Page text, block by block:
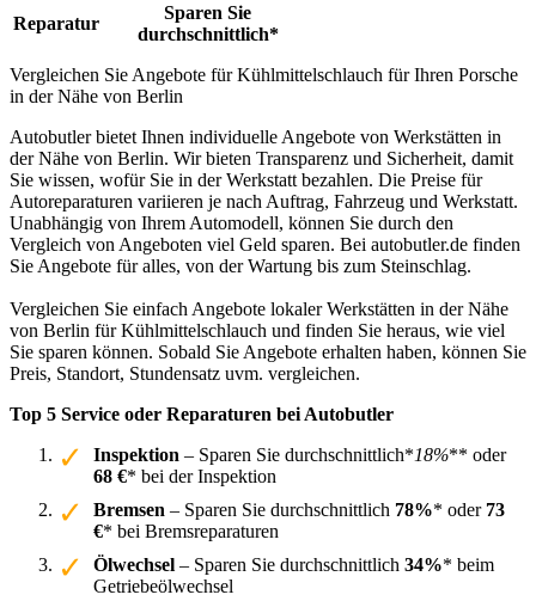
Reparatur
Sparen Sie
durchschnittlich*
Vergleichen Sie Angebote für Kühlmittelschlauch für Ihren Porsche
in der Nähe von Berlin
Autobutler bietet Ihnen individuelle Angebote von Werkstätten in
der Nähe von Berlin. Wir bieten Transparenz und Sicherheit, damit
Sie wissen, wofür Sie in der Werkstatt bezahlen. Die Preise für
Autoreparaturen variieren je nach Auftrag, Fahrzeug und Werkstatt.
Unabhängig von Ihrem Automodell, können Sie durch den
Vergleich von Angeboten viel Geld sparen. Bei autobutler.de finden
Sie Angebote für alles, von der Wartung bis zum Steinschlag.
Vergleichen Sie einfach Angebote lokaler Werkstätten in der Nähe
von Berlin für Kühlmittelschlauch und finden Sie heraus, wie viel
Sie sparen können. Sobald Sie Angebote erhalten haben, können Sie
Preis, Standort, Stundensatz uvm. vergleichen.
Top 5 Service oder Reparaturen bei Autobutler
Inspektion – Sparen Sie durchschnittlich*18%** oder
68 €* bei der Inspektion
Bremsen – Sparen Sie durchschnittlich 78%* oder 73
€* bei Bremsreparaturen
Ölwechsel – Sparen Sie durchschnittlich 34%* beim
Getriebeölwechsel